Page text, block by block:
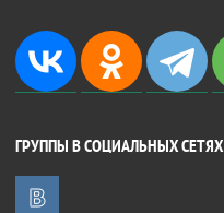
ГРУППЫ В СОЦИАЛЬНЫХ СЕТЯХ